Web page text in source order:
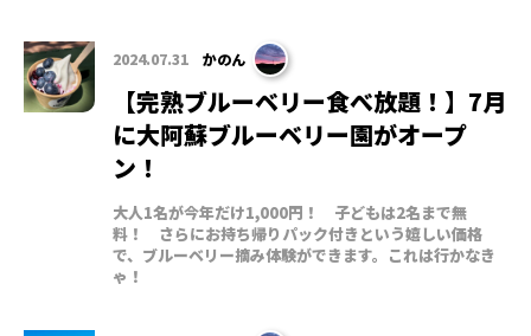
2024.07.31 かのん
【完熟ブルーベリー食べ放題！】7月
に大阿蘇ブルーベリー園がオープ
ン！
大人1名が今年だけ1,000円！ 子どもは2名まで無
料！ さらにお持ち帰りパック付きという嬉しい価格
で、ブルーベリー摘み体験ができます。これは行かなき
ゃ！